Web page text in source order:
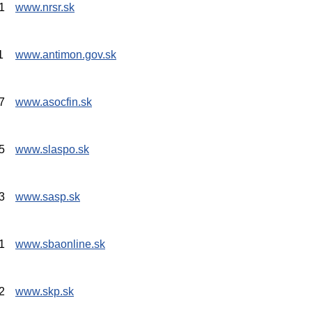
www.nrsr.sk
www.antimon.gov.sk
www.asocfin.sk
www.slaspo.sk
www.sasp.sk
www.sbaonline.sk
www.skp.sk